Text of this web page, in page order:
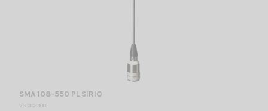
SMA 108-550 PL SIRIO
VS 002300